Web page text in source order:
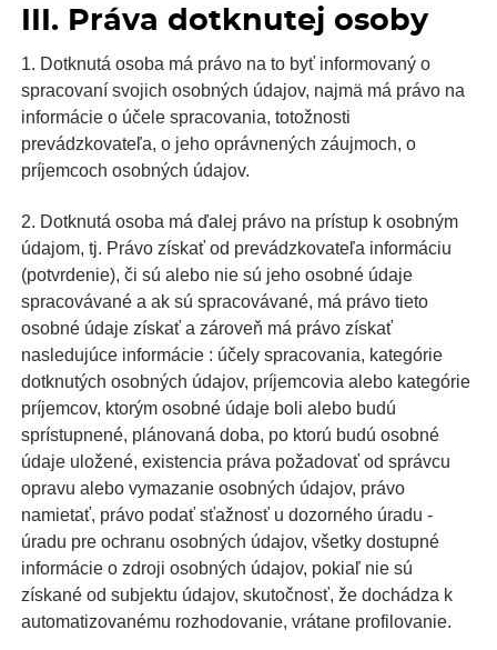
III. Práva dotknutej osoby
1. Dotknutá osoba má právo na to byť informovaný o
spracovaní svojich osobných údajov, najmä má právo na
informácie o účele spracovania, totožnosti
prevádzkovateľa, o jeho oprávnených záujmoch, o
príjemcoch osobných údajov.
2. Dotknutá osoba má ďalej právo na prístup k osobným
údajom, tj. Právo získať od prevádzkovateľa informáciu
(potvrdenie), či sú alebo nie sú jeho osobné údaje
spracovávané a ak sú spracovávané, má právo tieto
osobné údaje získať a zároveň má právo získať
nasledujúce informácie : účely spracovania, kategórie
dotknutých osobných údajov, príjemcovia alebo kategórie
príjemcov, ktorým osobné údaje boli alebo budú
sprístupnené, plánovaná doba, po ktorú budú osobné
údaje uložené, existencia práva požadovať od správcu
opravu alebo vymazanie osobných údajov, právo
namietať, právo podať sťažnosť u dozorného úradu -
úradu pre ochranu osobných údajov, všetky dostupné
informácie o zdroji osobných údajov, pokiaľ nie sú
získané od subjektu údajov, skutočnosť, že dochádza k
automatizovanému rozhodovanie, vrátane profilovanie.